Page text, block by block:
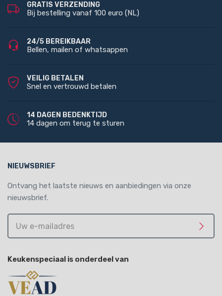
GRATIS VERZENDING
Bij bestelling vanaf 100 euro (NL)
24/5 BEREIKBAAR
Bellen, mailen of whatsappen
VEILIG BETALEN
Snel en vertrouwd betalen
14 DAGEN BEDENKTIJD
14 dagen om terug te sturen
NIEUWSBRIEF
Ontvang het laatste nieuws en aanbiedingen via onze
nieuwsbrief.
Meld
Keukenspeciaal is onderdeel van